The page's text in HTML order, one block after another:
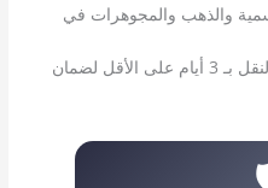
والذهب والمجوهرات في
احجز موعدك قبل النقل بـ 3 أيام على الأقل لضمان